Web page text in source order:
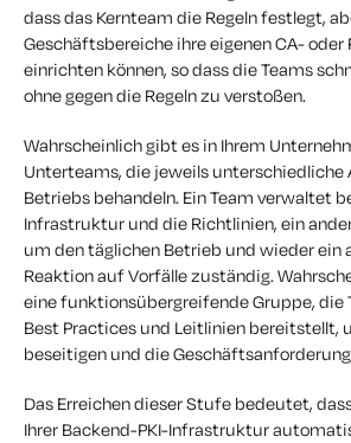
dass das Kernteam die Regeln festlegt,
Geschäftsbereiche ihre eigenen CA- oder
einrichten können, so dass die Teams
ohne gegen die Regeln zu verstoßen.
Wahrscheinlich gibt es in Ihrem
Unterteams, die jeweils unterschiedliche
Betriebs behandeln. Ein Team verwaltet
Infrastruktur und die Richtlinien, ein
um den täglichen Betrieb und wieder ein
Reaktion auf Vorfälle zuständig.
eine funktionsübergreifende Gruppe, die
Best Practices und Leitlinien bereitstellt,
beseitigen und die
Das Erreichen dieser Stufe bedeutet,
Ihrer Backend-PKI-Infrastruktur